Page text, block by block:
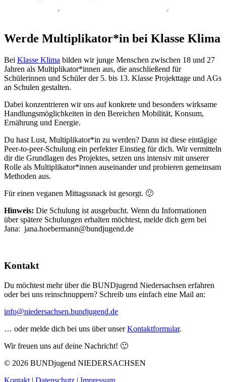
Werde Multiplikator*in bei Klasse Klima
Bei Klasse Klima bilden wir junge Menschen zwischen 18 und 27
Jahren als Multiplikator*innen aus, die anschließend für
Schülerinnen und Schüler der 5. bis 13. Klasse Projekttage und AGs
an Schulen gestalten.
Dabei konzentrieren wir uns auf konkrete und besonders wirksame
Handlungsmöglichkeiten in den Bereichen Mobilität, Konsum,
Ernährung und Energie.
Du hast Lust, Multiplikator*in zu werden? Dann ist diese eintägige
Peer-to-peer-Schulung ein perfekter Einstieg für dich. Wir vermitteln
dir die Grundlagen des Projektes, setzen uns intensiv mit unserer
Rolle als Multiplikator*innen auseinander und probieren gemeinsam
Methoden aus.
Für einen veganen Mittagssnack ist gesorgt. 🙂
Hinweis: Die Schulung ist ausgebucht. Wenn du Informationen
über spätere Schulungen erhalten möchtest, melde dich gern bei
Jana: jana.hoebermann@bundjugend.de
Kontakt
Du möchtest mehr über die BUNDjugend Niedersachsen erfahren
oder bei uns reinschnuppern? Schreib uns einfach eine Mail an:
info@niedersachsen.bundjugend.de
… oder melde dich bei uns über unserKontaktformular.
Wir freuen uns auf deine Nachricht! 🙂
© 2026 BUNDjugend NIEDERSACHSEN
Kontakt | Datenschutz | Impressum